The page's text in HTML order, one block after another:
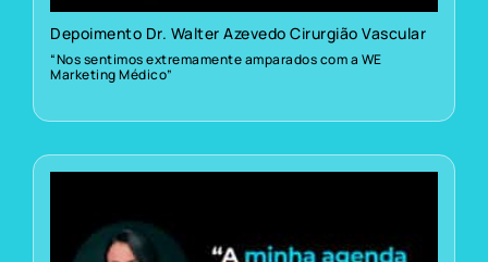
Depoimento Dr. Walter Azevedo Cirurgião Vascular
“Nos sentimos extremamente amparados com a WE
Marketing Médico”